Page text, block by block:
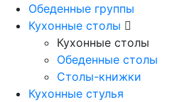
Обеденные группы
Кухонные столы
Кухонные столы
Обеденные столы
Столы-книжки
Кухонные стулья